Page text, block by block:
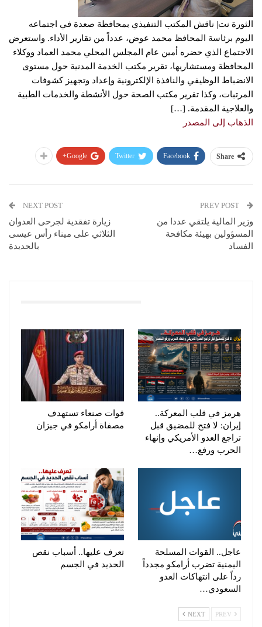
الثورة نت| ناقش المكتب التنفيذي بمحافظة صعدة في اجتماعه
اليوم برئاسة المحافظ محمد عوض، عدداً من تقارير الأداء. واستعرض
الاجتماع الذي حضره أمين عام المجلس المحلي محمد العماد ووكلاء
المحافظة ومستشاريها، تقرير مكتب الخدمة المدنية حول مستوى
الانضباط الوظيفي والنافذة الإلكترونية وإعداد وتجهيز كشوفات
المرتبات، وكذا تقرير مكتب الصحة حول الأنشطة والخدمات الطبية
والعلاجية المقدمة. […]
الذهاب إلى المصدر
Share
Facebook
Twitter
Google+
وزير المالية يلتقي عددا من
المسؤولين بهيئة مكافحة
الفساد
NEXT POST
زيارة تفقدية لجرحى العدوان
الثلاثي على ميناء رأس عيسى
بالحديدة
هرمز في قلب المعركة..
إيران: لا فتح للمضيق قبل
تراجع العدو الأمريكي وإنهاء
الحرب ورفع…
قوات صنعاء تستهدف
مصفاة أرامكو في جيزان
عاجل.. القوات المسلحة
اليمنية تضرب أرامكو مجدداً
رداً على انتهاكات العدو
السعودي…
تعرف عليها.. أسباب نقص
الحديد في الجسم
NEXT